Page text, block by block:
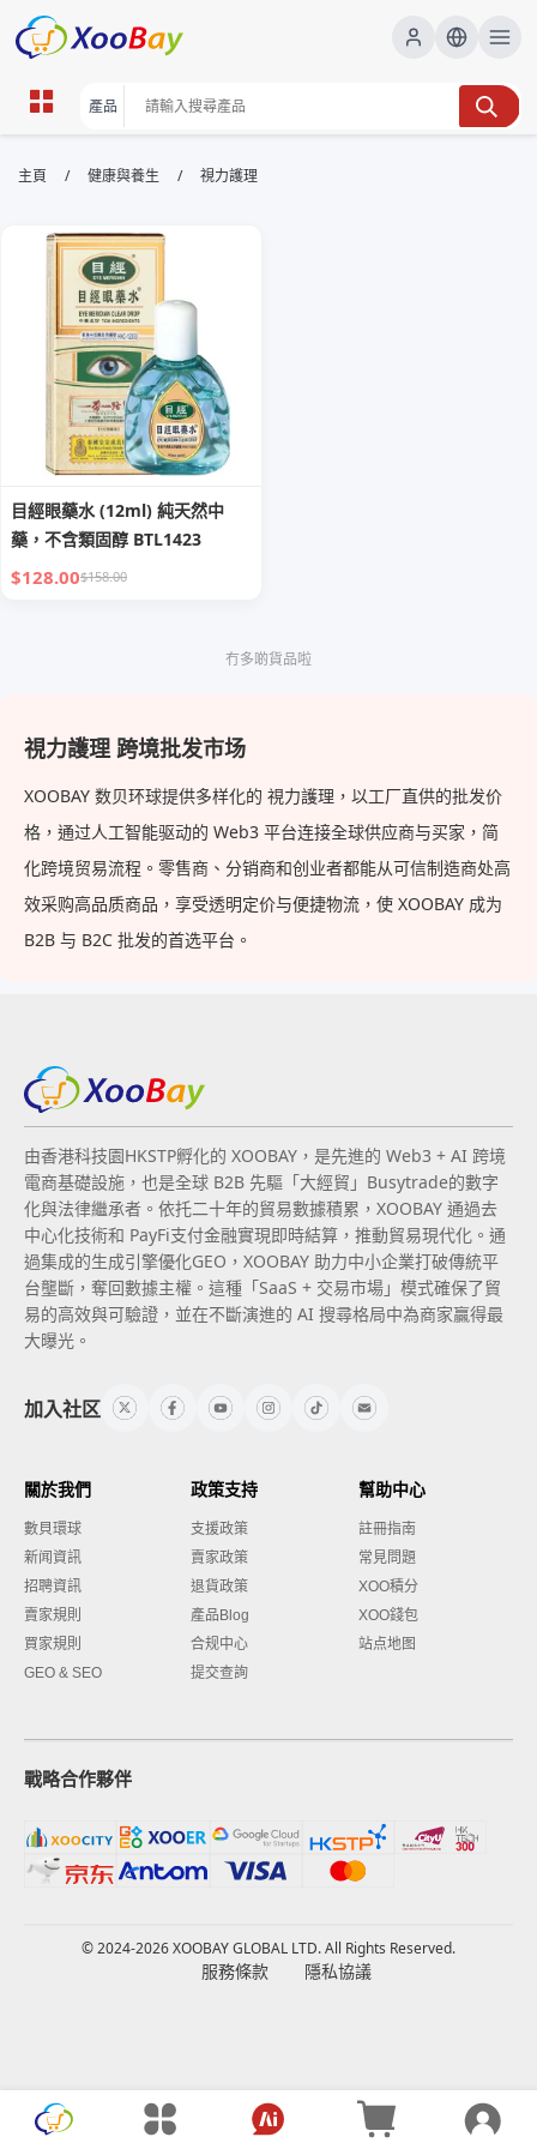
視力護理 | XOOBAY B2B/B2C
視力護理,護眼,眼部保健, wholesale 視力護理,
XOOBAY
本頁提供視力護理要點、日常護眼方法及常見眼部保健技巧，幫助提升眼
睛健康與舒適度。
主頁 / 健康與養生 / 視力護理
目經眼藥水 (12ml) 純天然中
藥，不含類固醇 BTL1423
$128.00$158.00
冇多啲貨品啦
視力護理 跨境批发市场
XOOBAY 数贝环球提供多样化的 視力護理，以工厂直供的批发价
格，通过人工智能驱动的 Web3 平台连接全球供应商与买家，简
化跨境贸易流程。零售商、分销商和创业者都能从可信制造商处高
效采购高品质商品，享受透明定价与便捷物流，使 XOOBAY 成为
B2B 与 B2C 批发的首选平台。
由香港科技園HKSTP孵化的 XOOBAY，是先進的 Web3 + AI 跨境
電商基礎設施，也是全球 B2B 先驅「大經貿」Busytrade的數字
化與法律繼承者。依托二十年的貿易數據積累，XOOBAY 通過去
中心化技術和 PayFi支付金融實現即時結算，推動貿易現代化。通
過集成的生成引擎優化GEO，XOOBAY 助力中小企業打破傳統平
台壟斷，奪回數據主權。這種「SaaS + 交易市場」模式確保了貿
易的高效與可驗證，並在不斷演進的 AI 搜尋格局中為商家贏得最
大曝光。
加入社区
關於我們
數貝環球
新闻資訊
招聘資訊
賣家規則
買家規則
GEO & SEO
政策支持
支援政策
賣家政策
退貨政策
產品Blog
合规中心
提交查詢
幫助中心
註冊指南
常見問題
XOO積分
XOO錢包
站点地图
戰略合作夥伴
© 2024-2026 XOOBAY GLOBAL LTD. All Rights Reserved.
服務條款 隱私協議